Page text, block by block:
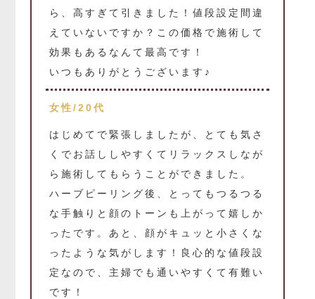
ら、高すぎて引きました！値段設定間違
えていないですか？この価格で施術して
効果もあるなんて最高です！
いつもありがとうございます♪
女性/20代
はじめてで緊張しましたが、とても気さ
くでお話ししやすくてリラックスしなが
ら施術してもらうことができました。
ハーブピーリング後、とってもつるつる
な手触りと顔のトーンも上がって嬉しか
ったです。あと、顔がキュッと小さくな
ったような気がします！良心的な値段設
定なので、主婦でも通いやすくて有難い
です！